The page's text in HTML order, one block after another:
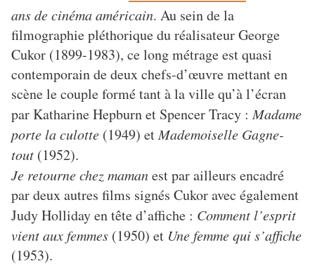
ans de cinéma américain. Au sein de la
filmographie pléthorique du réalisateur George
Cukor (1899-1983), ce long métrage est quasi
contemporain de deux chefs-d’œuvre mettant en
scène le couple formé tant à la ville qu’à l’écran
par Katharine Hepburn et Spencer Tracy :Madame
porte la culotte (1949) etMademoiselle Gagne-
tout (1952).
Je retourne chez mamanest par ailleurs encadré
par deux autres films signés Cukor avec également
Judy Holliday en tête d’affiche : Comment l’esprit
vient aux femmes (1950) et Une femme qui s’affiche
(1953).